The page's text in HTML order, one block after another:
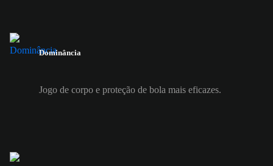
Dominância
Jogo de corpo e proteção de bola mais eficazes.